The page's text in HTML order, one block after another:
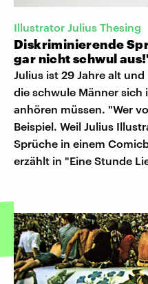
Illustrator Julius Thesing
Diskriminierende
gar nicht schwul
Julius ist 29 Jahre alt
die schwule Männer
anhören müssen. "Wer
Beispiel. Weil Julius
Sprüche in einem
erzählt in "Eine Stunde